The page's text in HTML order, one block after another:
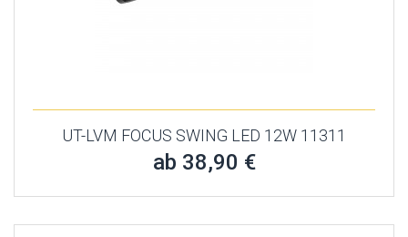
UT-LVM FOCUS SWING LED 12W 11311
ab 38,90 €